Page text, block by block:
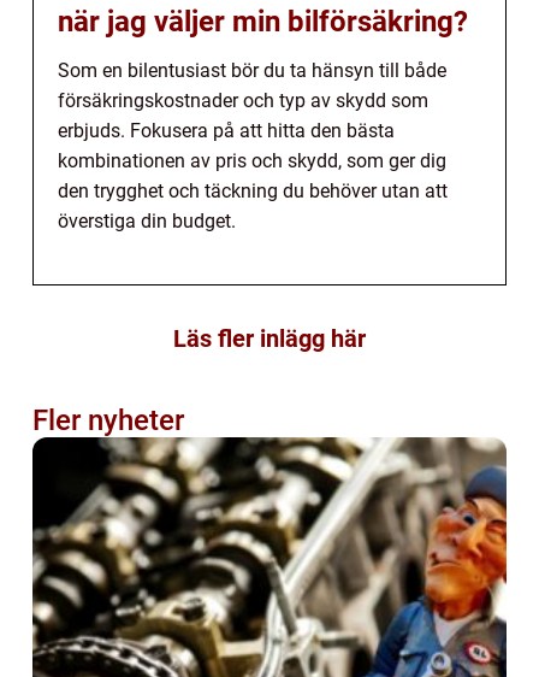
när jag väljer min bilförsäkring?
Som en bilentusiast bör du ta hänsyn till både
försäkringskostnader och typ av skydd som
erbjuds. Fokusera på att hitta den bästa
kombinationen av pris och skydd, som ger dig
den trygghet och täckning du behöver utan att
överstiga din budget.
Läs fler inlägg här
Fler nyheter